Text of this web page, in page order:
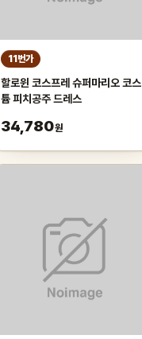
11번가
할로윈 코스프레 슈퍼마리오 코스
튬 피치공주 드레스
34,780원